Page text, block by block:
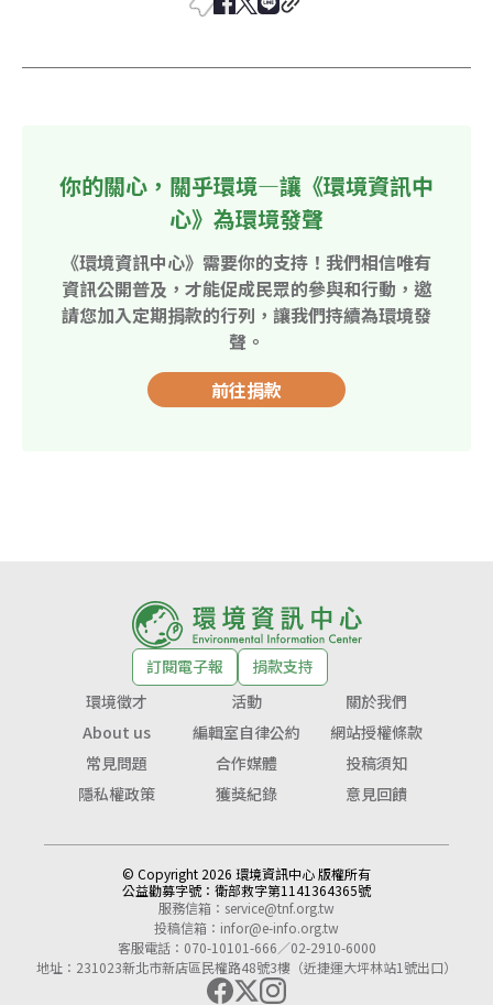
你的關心，關乎環境—讓《環境資訊中
心》為環境發聲
《環境資訊中心》需要你的支持！我們相信唯有
資訊公開普及，才能促成民眾的參與和行動，邀
請您加入定期捐款的行列，讓我們持續為環境發
聲。
前往捐款
訂閱電子報
捐款支持
環境徵才
活動
關於我們
About us
編輯室自律公約
網站授權條款
常見問題
合作媒體
投稿須知
隱私權政策
獲獎紀錄 意見回饋
© Copyright 2026 環境資訊中心 版權所有
公益勸募字號： 衛部救字第1141364365號
服務信箱： service@tnf.org.tw
投稿信箱： infor@e-info.org.tw
客服電話：070-10101-666／02-2910-6000
地址：231023新北市新店區民權路48號3樓（近捷運大坪林站1號出口）